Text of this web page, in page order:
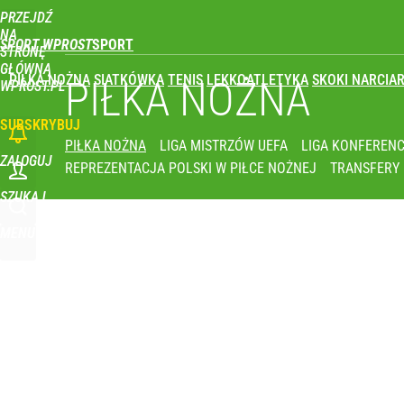
PRZEJDŹ
NA
STRONĘ
GŁÓWNĄ
WPROST.PL
SPORT WPROST
PIŁKA NOŻNA SIATKÓWKA TENIS LEKKOATLETYKA SKOKI
SUBSKRYBUJ
ZALOGUJ
SZUKAJ
Real Madryt właśnie pobił rekord transferowy!
dodaj
PIŁKA NOŻNA
PIŁKA NOŻNA LIGA MISTRZÓW UEFA LIGA
REPREZENTACJA POLSKI W PIŁCE NOŻNEJ
TRANSFERY